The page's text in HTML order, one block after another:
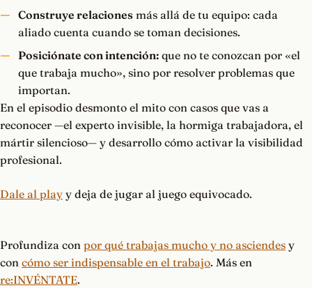
Construye relacionesmás allá de tu equipo: cada
aliado cuenta cuando se toman decisiones.
Posiciónate con intención:que no te conozcan por «el
que trabaja mucho», sino por resolver problemas que
importan.
En el episodio desmonto el mito con casos que vas a
reconocer —el experto invisible, la hormiga trabajadora, el
mártir silencioso— y desarrollo cómo activar la visibilidad
profesional.
Dale al play y deja de jugar al juego equivocado.
Profundiza con por qué trabajas mucho y no asciendes y
con cómo ser indispensable en el trabajo. Más en
re:INVÉNTATE.